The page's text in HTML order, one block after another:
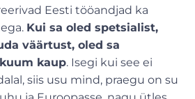
Eesti tööandjad ka
Kui sa oled spetsialist,
väärtust, oled sa
kaup. Isegi kui see ei
siis usu mind, praegu on su